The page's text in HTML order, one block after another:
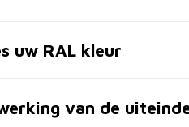
uw RAL kleur
van de